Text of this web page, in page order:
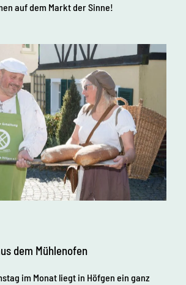
auf dem Markt der Sinne!
dem Mühlenofen
im Monat liegt in Höfgen ein ganz